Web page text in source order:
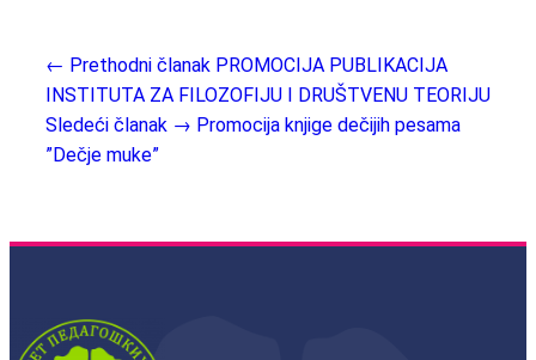
← Prethodni članak PROMOCIJA PUBLIKACIJA
INSTITUTA ZA FILOZOFIJU I DRUŠTVENU TEORIJU
Sledeći članak → Promocija knjige dečijih pesama
”Dečje muke”